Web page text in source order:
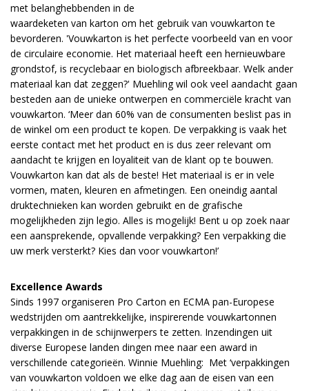
met belanghebbenden in de
waardeketen van karton om het gebruik van vouwkarton te
bevorderen. 'Vouwkarton is het perfecte voorbeeld van en voor
de circulaire economie. Het materiaal heeft een hernieuwbare
grondstof, is recyclebaar en biologisch afbreekbaar. Welk ander
materiaal kan dat zeggen?' Muehling wil ook veel aandacht gaan
besteden aan de unieke ontwerpen en commerciële kracht van
vouwkarton. ‘Meer dan 60% van de consumenten beslist pas in
de winkel om een product te kopen. De verpakking is vaak het
eerste contact met het product en is dus zeer relevant om
aandacht te krijgen en loyaliteit van de klant op te bouwen.
Vouwkarton kan dat als de beste! Het materiaal is er in vele
vormen, maten, kleuren en afmetingen. Een oneindig aantal
druktechnieken kan worden gebruikt en de grafische
mogelijkheden zijn legio. Alles is mogelijk! Bent u op zoek naar
een aansprekende, opvallende verpakking? Een verpakking die
uw merk versterkt? Kies dan voor vouwkarton!’
Excellence Awards
Sinds 1997 organiseren Pro Carton en ECMA pan-Europese
wedstrijden om aantrekkelijke, inspirerende vouwkartonnen
verpakkingen in de schijnwerpers te zetten. Inzendingen uit
diverse Europese landen dingen mee naar een award in
verschillende categorieën. Winnie Muehling: Met ‘verpakkingen
van vouwkarton voldoen we elke dag aan de eisen van een